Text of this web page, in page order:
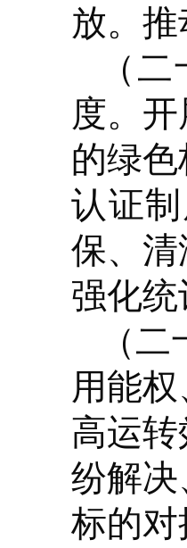
放。
（
度。 开
的绿
认证
保、
强化统
（
用能
高运
纷解
标的对